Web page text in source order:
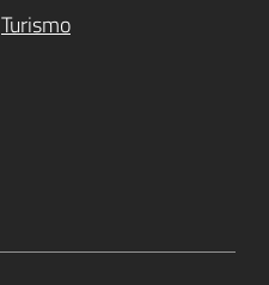
Turismo